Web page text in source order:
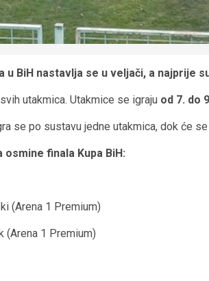
u BiH nastavlja se u veljači, a najprije
utakmica. Utakmice se igraju od 7. do
se po sustavu jedne utakmica, dok će
osmine finala Kupa BiH:
(Arena 1 Premium)
(Arena 1 Premium)